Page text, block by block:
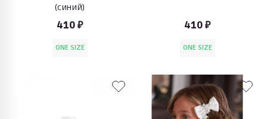
(синий)
410 ₽
ONE SIZE
410 ₽
ONE SIZE